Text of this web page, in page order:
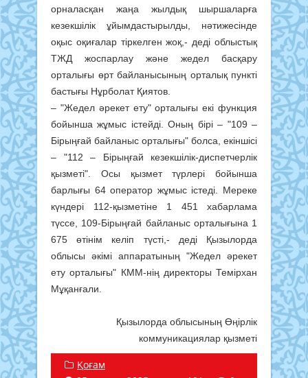
орналасқан жаңа жылдық шыршаларға
кезекшілік ұйымдастырылды, нәтижесінде
оқыс оқиғалар тіркелген жоқ,- деді облыстық
ТЖД жоспарлау және жедел басқару
орталығы өрт байланысының орталық пункті
бастығы Нұрболат Қиятов.
– "Жедел әрекет ету" орталығы екі функция
бойынша жұмыс істейді. Оның бірі – "109 –
Бірыңғай байланыс орталығы" болса, екіншісі
– "112 – Бірыңғай кезекшілік-диспетчерлік
қызметі". Осы қызмет түрлері бойынша
барлығы 64 оператор жұмыс істеді. Мереке
күндері 112-қызметіне 1 451 хабарлама
түссе, 109-Бірыңғай байланыс орталығына 1
675 өтінім келіп түсті,- деді Қызылорда
облысы әкімі аппаратының "Жедел әрекет
ету орталығы" КММ-нің директоры Темірхан
Мұқанғали.
Қызылорда облысының Өңірлік
коммуникациялар қызметі
Қоғам